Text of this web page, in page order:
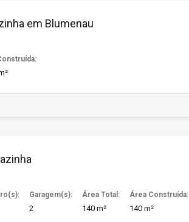
em Blumenau
Garagem(s):
2
Área Total:
140 m²
Área Construída:
140 m²